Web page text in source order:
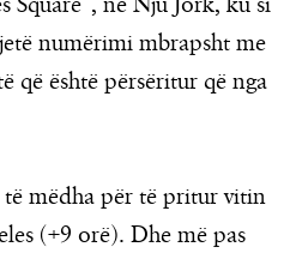
numërimi mbrapsht me
që është përsëritur që nga
mëdha për të pritur vitin
(+9 orë). Dhe më pas